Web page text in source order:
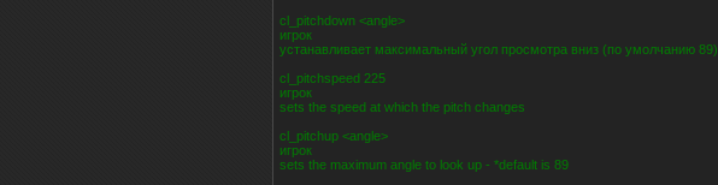
cl_pitchdown <angle>
игрок
устанавливает максимальный угол просмотра вниз (по умолчанию 89)
cl_pitchspeed 225
игрок
sets the speed at which the pitch changes
cl_pitchup <angle>
игрок
sets the maximum angle to look up - *default is 89